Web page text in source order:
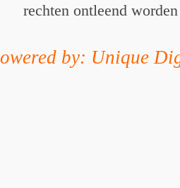
rechten ontleend worden
by: Unique